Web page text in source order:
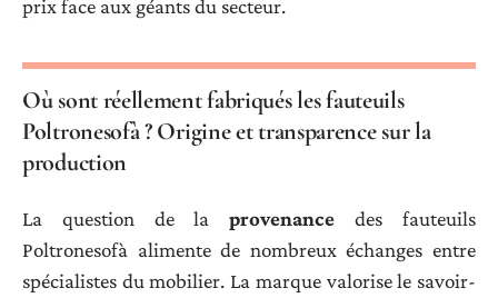
prix face aux géants du secteur.
Où sont réellement fabriqués les fauteuils
Poltronesofà ? Origine et transparence sur la
production
La question de laprovenance des fauteuils
Poltronesofà alimente de nombreux échanges entre
spécialistes du mobilier. La marque valorise le savoir-